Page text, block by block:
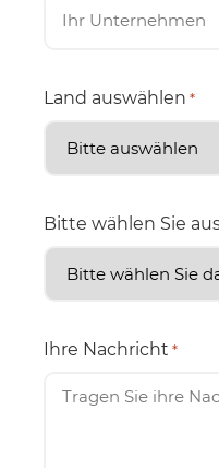
Land auswählen *
Bitte wählen Sie
Ihre Nachricht *